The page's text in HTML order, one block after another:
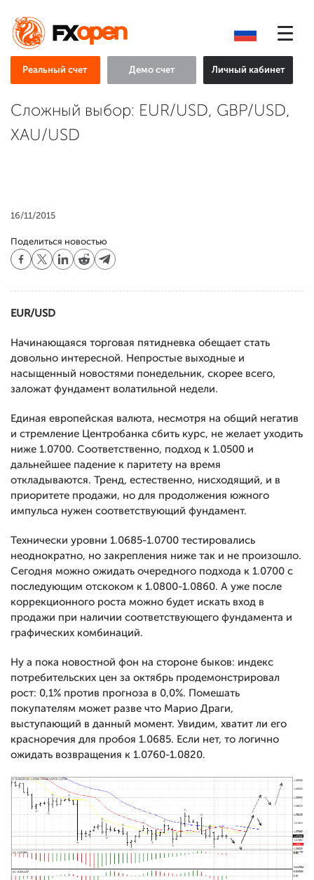
Реальный счет Демо счет Личный кабинет
Сложный выбор: EUR/USD, GBP/USD,
XAU/USD
16/11/2015
Поделиться новостью
EUR/USD
Начинающаяся торговая пятидневка обещает стать
довольно интересной. Непростые выходные и
насыщенный новостями понедельник, скорее всего,
заложат фундамент волатильной недели.
Единая европейская валюта, несмотря на общий негатив
и стремление Центробанка сбить курс, не желает уходить
ниже 1.0700. Соответственно, подход к 1.0500 и
дальнейшее падение к паритету на время
откладываются. Тренд, естественно, нисходящий, и в
приоритете продажи, но для продолжения южного
импульса нужен соответствующий фундамент.
Технически уровни 1.0685-1.0700 тестировались
неоднократно, но закрепления ниже так и не произошло.
Сегодня можно ожидать очередного подхода к 1.0700 с
последующим отскоком к 1.0800-1.0860. А уже после
коррекционного роста можно будет искать вход в
продажи при наличии соответствующего фундамента и
графических комбинаций.
Ну а пока новостной фон на стороне быков: индекс
потребительских цен за октябрь продемонстрировал
рост: 0,1% против прогноза в 0,0%. Помешать
покупателям может разве что Марио Драги,
выступающий в данный момент. Увидим, хватит ли его
красноречия для пробоя 1.0685. Если нет, то логично
ожидать возвращения к 1.0760-1.0820.